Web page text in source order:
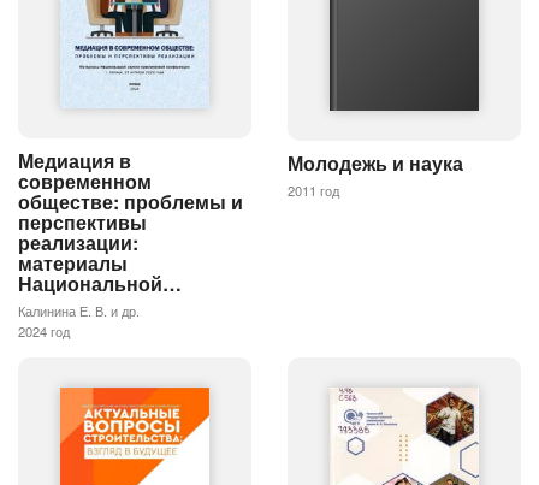
Медиация в
современном
обществе: проблемы и
перспективы
реализации:
материалы
Национальной…
Калинина Е. В. и др.
2024 год
Молодежь и наука
2011 год